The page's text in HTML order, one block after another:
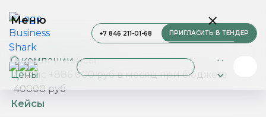
+7 846 211-01-68 ПРИГЛАСИТЬ В ТЕНДЕР
Меню
О компании
Услуги
Цены
Кейсы
Главная
Кейсы
Кейс +886 000 руб в месяц при бюджете
40000 руб